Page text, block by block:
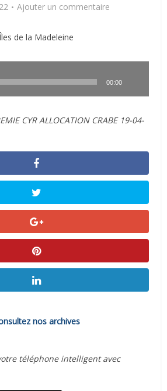
Ajouter un commentaire
de la Madeleine
00:00
CYR ALLOCATION CRABE 19-04-
nos archives
téléphone intelligent avec